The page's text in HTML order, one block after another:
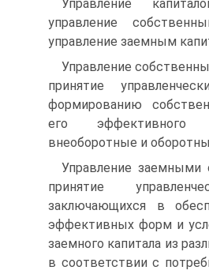
Управление
управление
управление заемным
Управление
принятие
формированию
его
внеоборотные и
Управление заемными
принятие
заключающихся в
эффективных форм и
заемного капитала из
в соответствии с